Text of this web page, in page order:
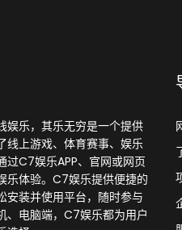
乐，其乐无穷是一个提供
线上游戏、体育赛事、娱乐
过C7娱乐APP、官网或网页
乐体验。C7娱乐提供便捷的
安装并使用平台，随时参与
、电脑端，C7娱乐都为用户